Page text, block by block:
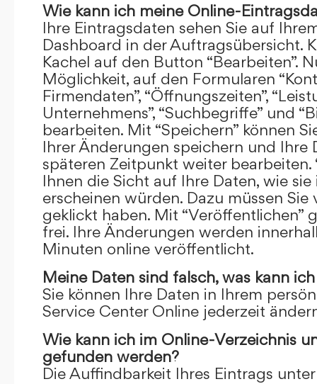
Wie kann ich meine Online-
Ihre Eintragsdaten sehen Sie auf
Dashboard in der Auftragsübersicht.
Kachel auf den Button “Bearbeiten”.
Möglichkeit, auf den Formularen
Firmendaten”, “Öffnungszeiten”,
Unternehmens”, “Suchbegriffe” und
bearbeiten. Mit “Speichern” können
Ihrer Änderungen speichern und Ihre
späteren Zeitpunkt weiter bearbeiten.
Ihnen die Sicht auf Ihre Daten, wie
erscheinen würden. Dazu müssen Sie
geklickt haben. Mit “Veröffentlichen”
frei. Ihre Änderungen werden
Minuten online veröffentlicht.
Meine Daten sind falsch, was kann
Sie können Ihre Daten in Ihrem
Service Center Online jederzeit
Wie kann ich im Online-Verzeichnis
gefunden werden?
Die Auffindbarkeit Ihres Eintrags